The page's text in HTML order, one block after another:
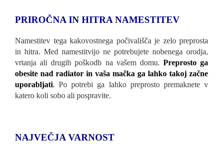
PRIROČNA IN HITRA NAMESTITEV
Namestitev tega kakovostnega počivališča je zelo preprosta
in hitra. Med namestitvijo ne potrebujete nobenega orodja,
vrtanja ali drugih poškodb na vašem domu. Preprosto ga
obesite nad radiator in vaša mačka ga lahko takoj začne
uporabljati. Po potrebi ga lahko preprosto premaknete v
katero koli sobo ali pospravite.
NAJVEČJA VARNOST